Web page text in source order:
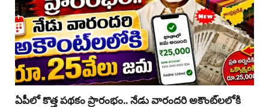
ఏపీలో కొత్త పథకం ప్రారంభం.. నేడు వారందరి అకౌంట్‌లలోకి